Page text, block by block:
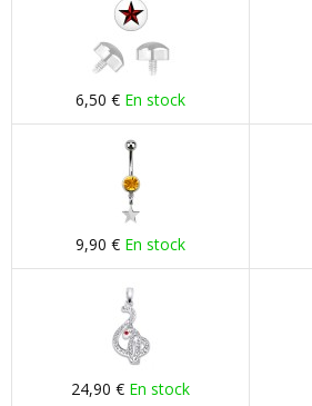
6,50 € En stock
9,90 € En stock
24,90 € En stock